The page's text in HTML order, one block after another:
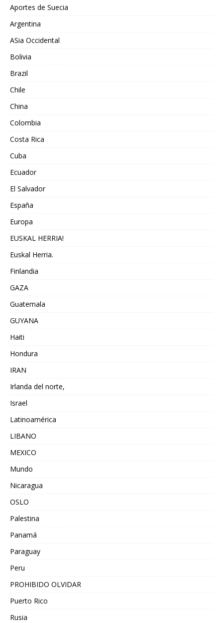
Aportes de Suecia
Argentina
ASia Occidental
Bolivia
Brazil
Chile
China
Colombia
Costa Rica
Cuba
Ecuador
El Salvador
España
Europa
EUSKAL HERRIA!
Euskal Herria.
Finlandia
GAZA
Guatemala
GUYANA
Haiti
Hondura
IRAN
Irlanda del norte,
Israel
Latinoamérica
LIBANO
MEXICO
Mundo
Nicaragua
OSLO
Palestina
Panamá
Paraguay
Peru
PROHIBIDO OLVIDAR
Puerto Rico
Rusia